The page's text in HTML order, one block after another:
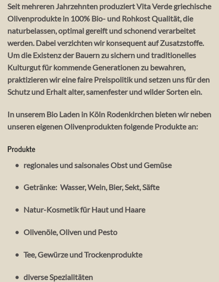
Seit mehreren Jahrzehnten produziert Vita Verde griechische
Olivenprodukte in 100% Bio- und Rohkost Qualität, die
naturbelassen, optimal gereift und schonend verarbeitet
werden. Dabei verzichten wir konsequent auf Zusatzstoffe.
Um die Existenz der Bauern zu sichern und traditionelles
Kulturgut für kommende Generationen zu bewahren,
praktizieren wir eine faire Preispolitik und setzen uns für den
Schutz und Erhalt alter, samenfester und wilder Sorten ein.
In unserem Bio Laden in Köln Rodenkirchen bieten wir neben
unseren eigenen Olivenprodukten folgende Produkte an:
Produkte
• regionales und saisonales Obst und Gemüse
• Getränke: Wasser, Wein, Bier, Sekt, Säfte
• Natur-Kosmetik für Haut und Haare
• Olivenöle, Oliven und Pesto
• Tee, Gewürze und Trockenprodukte
• diverse Spezialitäten